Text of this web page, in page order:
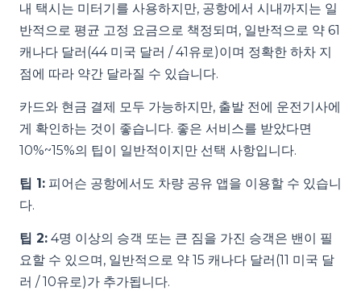
내 택시는 미터기를 사용하지만, 공항에서 시내까지는 일
반적으로 평균 고정 요금으로 책정되며, 일반적으로 약 61
캐나다 달러(44 미국 달러 / 41유로)이며 정확한 하차 지
점에 따라 약간 달라질 수 있습니다.
카드와 현금 결제 모두 가능하지만, 출발 전에 운전기사에
게 확인하는 것이 좋습니다. 좋은 서비스를 받았다면
10%~15%의 팁이 일반적이지만 선택 사항입니다.
팁 1: 피어슨 공항에서도 차량 공유 앱을 이용할 수 있습니
다.
팁 2: 4명 이상의 승객 또는 큰 짐을 가진 승객은 밴이 필
요할 수 있으며, 일반적으로 약 15 캐나다 달러(11 미국 달
러 / 10유로)가 추가됩니다.